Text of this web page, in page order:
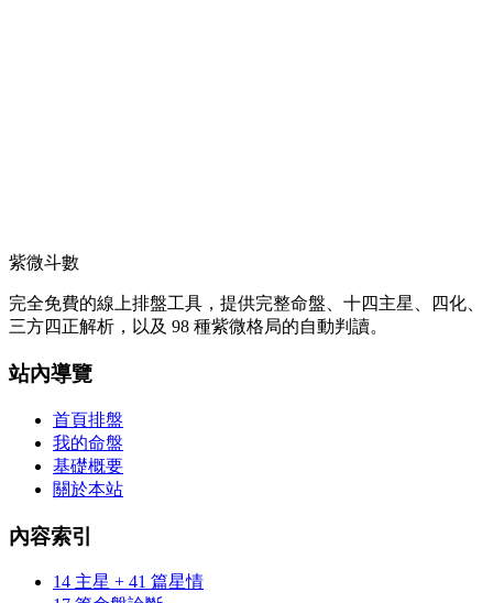
紫微斗數
完全免費的線上排盤工具，提供完整命盤、十四主星、四化、
三方四正解析，以及 98 種紫微格局的自動判讀。
站內導覽
首頁排盤
我的命盤
基礎概要
關於本站
內容索引
14 主星 + 41 篇星情